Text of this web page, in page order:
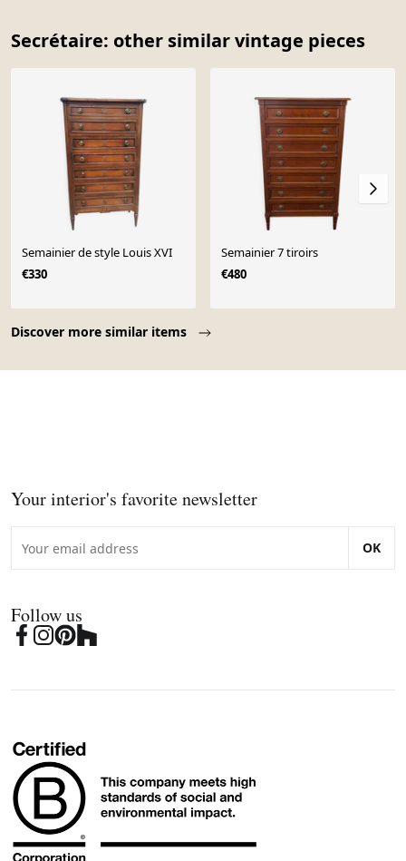
Secrétaire: other similar vintage pieces
Discover more similar items
Semainier de style Louis XVI
€330
Semainier 7 tiroirs
€480
Your interior's favorite newsletter
OK
Follow us